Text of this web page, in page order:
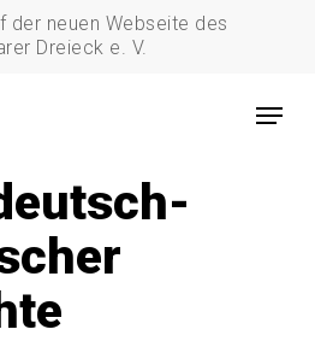
der neuen Webseite des
Dreieck e. V.
Menu